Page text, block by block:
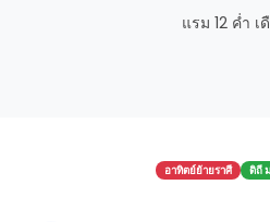
แรม 12 ค่ำ เ
อาทิตย์ย้ายราศี ดิถี